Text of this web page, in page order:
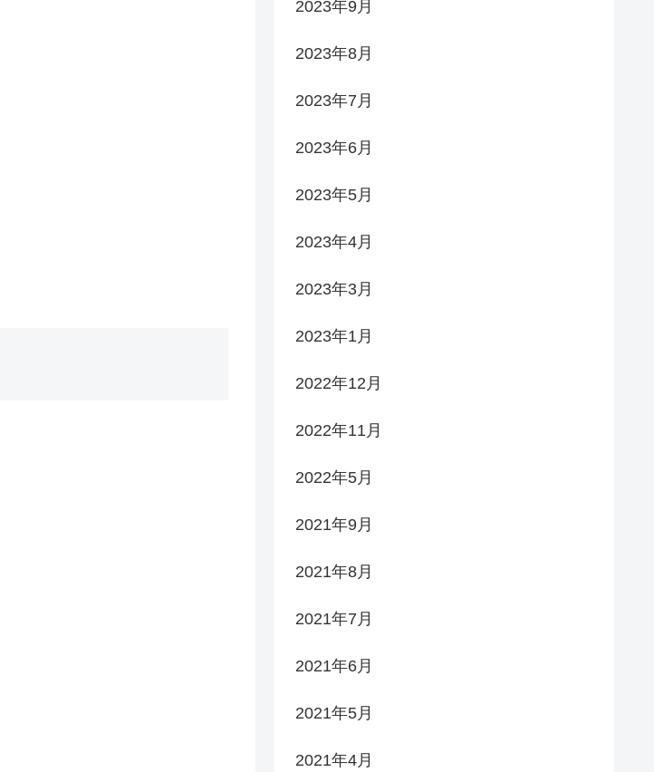
2023年9月
2023年8月
2023年7月
2023年6月
2023年5月
2023年4月
2023年3月
2023年1月
2022年12月
2022年11月
2022年5月
2021年9月
2021年8月
2021年7月
2021年6月
2021年5月
2021年4月